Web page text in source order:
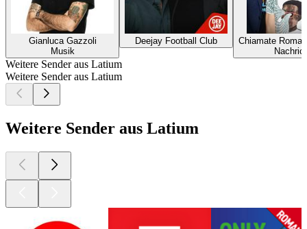
Gianluca Gazzoli
Musik
Deejay Football Club
Chiamate Roma
Weitere Sender aus Latium
Weitere Sender aus Latium
Weitere Sender aus Latium